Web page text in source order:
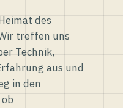
des
treffen uns
Technik,
aus und
in den